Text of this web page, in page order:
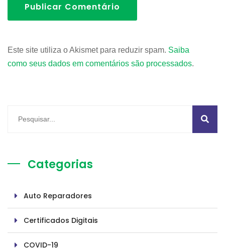
Publicar Comentário
Este site utiliza o Akismet para reduzir spam. Saiba
como seus dados em comentários são processados.
Categorias
Auto Reparadores
Certificados Digitais
COVID-19